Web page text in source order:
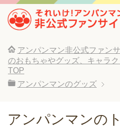
アンパンマン非公式ファン
のおもちゃやグッズ、キャラク
TOP
アンパンマンのグッズ
アンパンマンの